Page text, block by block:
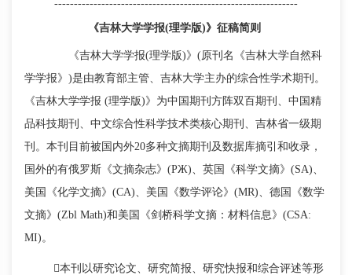
--------------------------------------------------------------
《吉林大学学报(理学版)》征稿简则
《吉林大学学报(理学版)》(原刊名《吉林大学自然科
学学报》)是由教育部主管、吉林大学主办的综合性学术期刊。
《吉林大学学报 (理学版)》为中国期刊方阵双百期刊、中国精
品科技期刊、中文综合性科学技术类核心期刊、吉林省一级期
刊。本刊目前被国内外20多种文摘期刊及数据库摘引和收录，
国外的有俄罗斯《文摘杂志》(РЖ)、英国《科学文摘》(SA)、
美国《化学文摘》(CA)、美国《数学评论》(MR)、德国《数学
文摘》(Zbl Math)和美国《剑桥科学文摘：材料信息》(CSA:
MI)。
本刊以研究论文、研究简报、研究快报和综合评述等形